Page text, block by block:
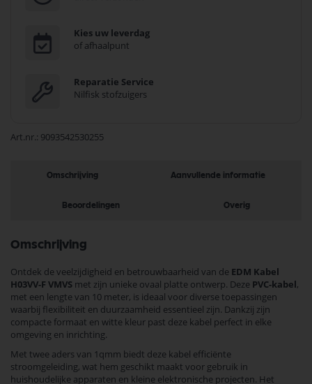
Kies uw leverdag
of afhaalpunt
Reparatie Service
Nilfisk stofzuigers
Art.nr. 9093542530255
Omschrijving Aanvullende informatie
Beoordelingen Overig
Omschrijving
Ontdek de veelzijdigheid en betrouwbaarheid van de EDM Kabel
H03VV-F VMVS met zijn unieke ovaal platte ontwerp. Deze PVC-kabel,
met een lengte van 10 meter, is ideaal voor diverse toepassingen
waarbij flexibiliteit en duurzaamheid essentieel zijn. Dankzij zijn
compacte formaat en witte kleur past deze kabel perfect in elke
omgeving en inrichting.
Met twee aders van 1qmm biedt deze kabel efficiënte
stroomgeleiding, wat hem geschikt maakt voor gebruik in
huishoudelijke apparaten en kleine elektronische projecten. Het